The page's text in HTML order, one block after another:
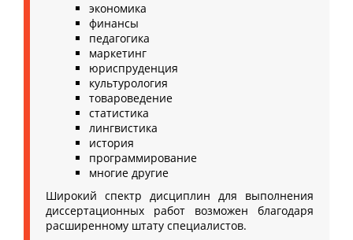
экономика
финансы
педагогика
маркетинг
юриспруденция
культурология
товароведение
статистика
лингвистика
история
программирование
многие другие
Широкий спектр дисциплин для выполнения
диссертационных работ возможен благодаря
расширенному штату специалистов.